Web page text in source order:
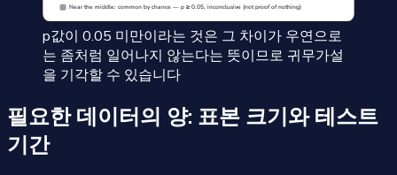
p값이 0.05 미만이라는 것은 그 차이가 우연으로
는 좀처럼 일어나지 않는다는 뜻이므로 귀무가설
을 기각할 수 있습니다
필요한 데이터의 양: 표본 크기와 테스트
기간